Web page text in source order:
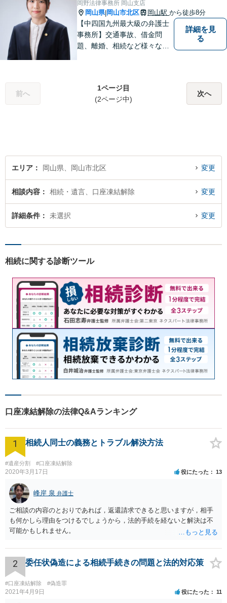
士業と連携して解決を図りま
す。
岡野法律事務所 岡山支店
岡山県|岡山市北区 岡山駅 から徒歩8分
【中四国九州最大級の弁護士
事務所】交通事故、借金問
題、離婚、相続など様々な問
詳細を見
る
前へ
1ページ目
(2ページ中)
次へ
エリア 岡山県、岡山市北区 変更
相談内容 相続・遺言、口座凍結解除 変更
詳細条件 未選択 変更
相続に関する診断ツール
口座凍結解除の法律Q&Aランキング
1 相続人同士の義務とトラブル解決方法
#遺産分割 #口座凍結解除
2020年3月17日 役にたった 13
峰岸 泉 弁護士
ご相談の内容のとおりであれば，返還請求できると思いますが，相手
も何かしら理由をつけるでしょうから，法的手続を経ないと解決は不
可能かもしれません。
2 委任状偽造による相続手続きの問題と法的対応策
#口座凍結解除 #偽造罪
2021年4月9日 役にたった 11